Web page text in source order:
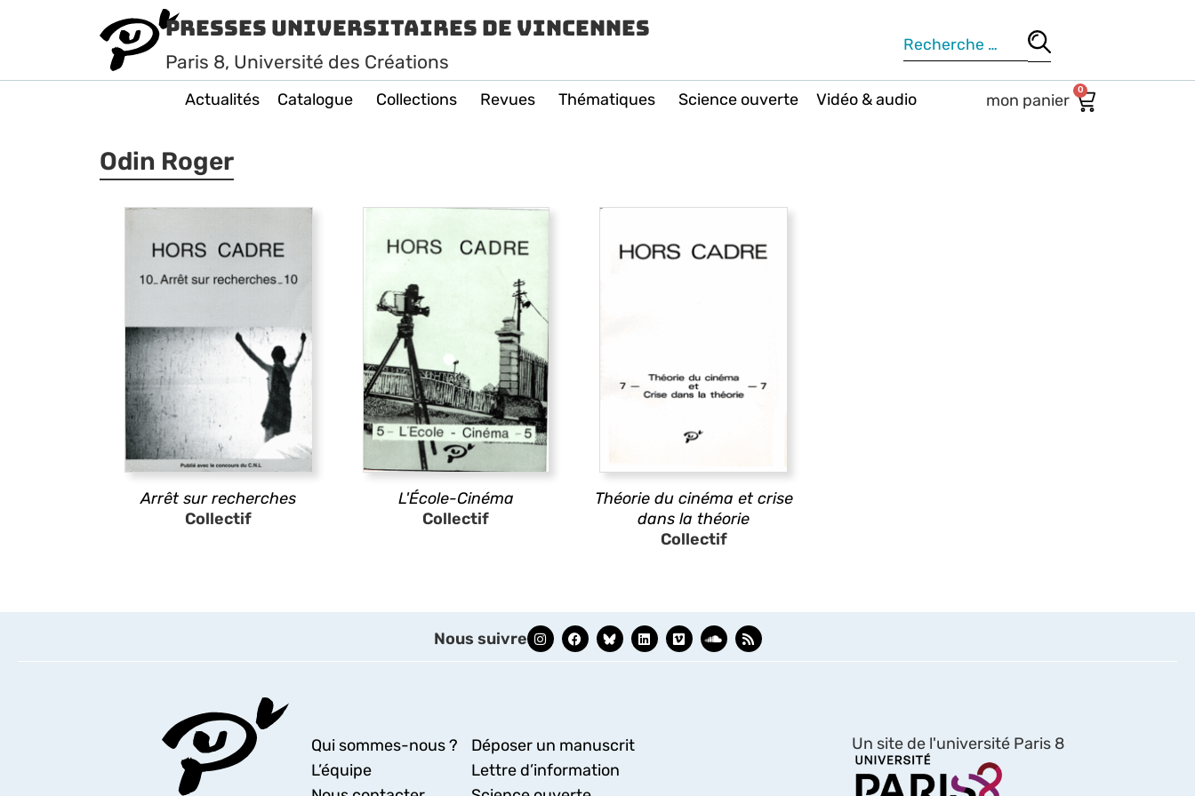
Presses Universitaires de Vincennes
Paris 8, Université des Créations
Actualités Catalogue Collections Revues Thématiques Science ouverte Vidéo & audio 0
Odin Roger
Arrêt sur recherches
Collectif
L'École-Cinéma
Collectif
Théorie du cinéma et crise
dans la théorie
Collectif
Nous suivre
Qui sommes-nous ?
L’équipe
Déposer un manuscrit
Lettre d’information
Un site de l'université Paris 8